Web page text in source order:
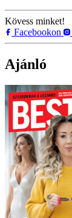
Kövess minket!
Facebookon
Ajánló